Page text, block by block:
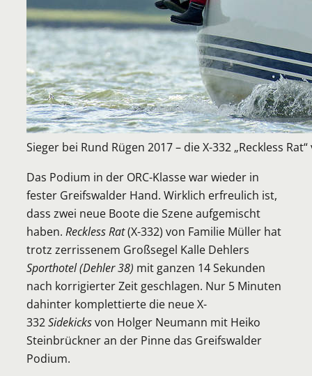
Sieger bei Rund Rügen 2017 – die X-332 „Reckless
Das Podium in der ORC-Klasse war wieder in
fester Greifswalder Hand. Wirklich erfreulich ist,
dass zwei neue Boote die Szene aufgemischt
haben. Reckless Rat(X-332) von Familie Müller hat
trotz zerrissenem Großsegel Kalle Dehlers
Sporthotel (Dehler 38) mit ganzen 14 Sekunden
nach korrigierter Zeit geschlagen. Nur 5 Minuten
dahinter komplettierte die neue X-
332Sidekicksvon Holger Neumann mit Heiko
Steinbrückner an der Pinne das Greifswalder
Podium.